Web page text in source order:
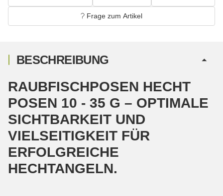
Frage zum Artikel
BESCHREIBUNG
RAUBFISCHPOSEN HECHT
POSEN 10 - 35 G – OPTIMALE
SICHTBARKEIT UND
VIELSEITIGKEIT FÜR
ERFOLGREICHE
HECHTANGELN.